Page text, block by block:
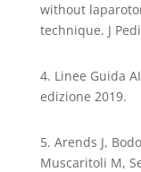
without
technique. J
4. Linee Guida
edizione 2019.
5. Arends J,
Muscaritoli M,